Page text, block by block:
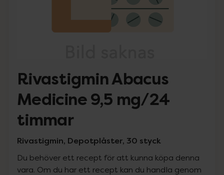
Rivastigmin Abacus
Medicine 9,5 mg/24
timmar
Rivastigmin, Depotplåster, 30 styck
Du behöver ett recept för att kunna köpa denna
vara. Om du har ett recept kan du handla genom